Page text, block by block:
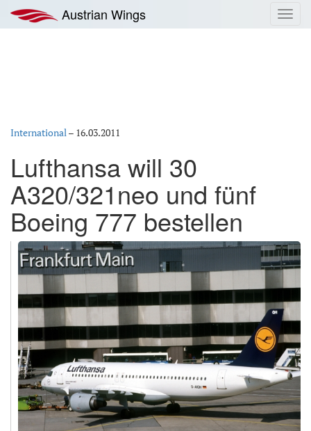
Inhalt
springen
Austrian Wings
International– 16.03.2011
Lufthansa will 30
A320/321neo und fünf
Boeing 777 bestellen